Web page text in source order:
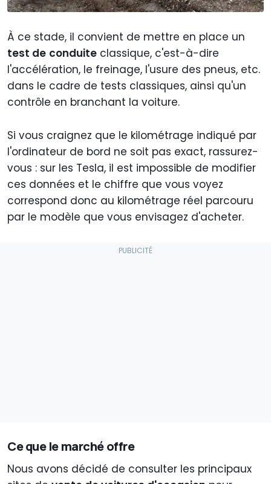
À ce stade, il convient de mettre en place un
test de conduite classique, c'est-à-dire
l'accélération, le freinage, l'usure des pneus, etc.
dans le cadre de tests classiques, ainsi qu'un
contrôle en branchant la voiture.
Si vous craignez que le kilométrage indiqué par
l'ordinateur de bord ne soit pas exact, rassurez-
vous : sur les Tesla, il est impossible de modifier
ces données et le chiffre que vous voyez
correspond donc au kilométrage réel parcouru
par le modèle que vous envisagez d'acheter.
Ce que le marché offre
Nous avons décidé de consulter les principaux